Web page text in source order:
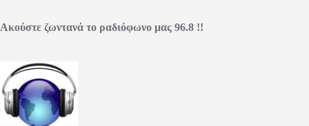
Ακούστε ζωντανά το ραδιόφωνο μας 96.8 !!